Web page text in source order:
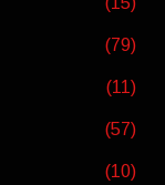
(79)
(11)
(57)
(10)